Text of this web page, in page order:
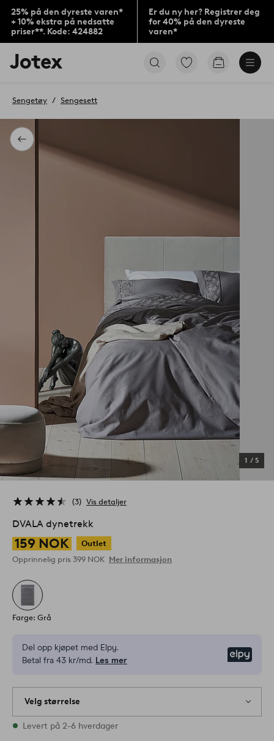
25% på den dyreste varen*
+ 10% ekstra på nedsatte
priser**. Kode: 424882
Er du ny her? Registrer deg
for 40% på den dyreste
varen*
Jotex’
logo
til
Gå
Gå
Tilbake
Sengetøy Sengesett
1 / 5
3 Vis detaljer
DVALA dynetrekk
159 NOK
Outlet
Opprinnelig pris 399 NOK Mer informasjon
Farge: Grå
Del opp kjøpet med Elpy.
Betal fra 43 kr/md. Les mer
Velg størrelse
1 størrelser finnes på lager
Levert på 2-6 hverdager